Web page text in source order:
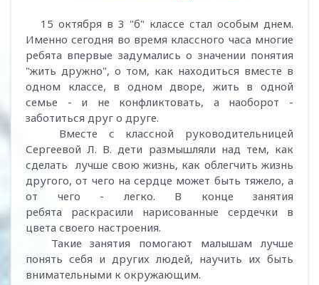
15 октября в 3 "б" классе стал особым днем.
Именно сегодня во время классного часа многие
ребята впервые задумались о значении понятия
"жить дружно", о том, как находиться вместе в
одном классе, в одном дворе, жить в одной
семье - и не конфликтовать, а наоборот -
заботиться друг о друге.
Вместе с классной руководительницей
Сергеевой Л. В. дети размышляли над тем, как
сделать лучше свою жизнь, как облегчить жизнь
другого, от чего на сердце может быть тяжело, а
от чего - легко. В конце занятия
ребята раскрасили нарисованные сердечки в
цвета своего настроения.
Такие занятия помогают малышам лучше
понять себя и других людей, научить их быть
внимательными к окружающим.